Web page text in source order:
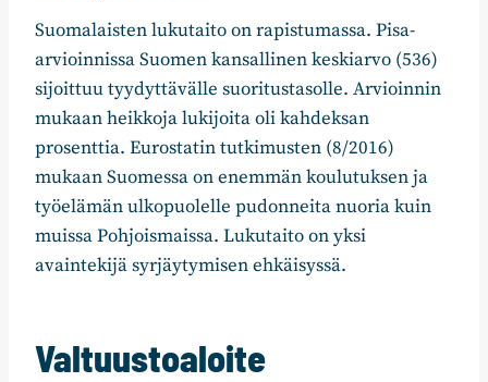
Suomalaisten lukutaito on rapistumassa. Pisa-
arvioinnissa Suomen kansallinen keskiarvo (536)
sijoittuu tyydyttävälle suoritustasolle. Arvioinnin
mukaan heikkoja lukijoita oli kahdeksan
prosenttia. Eurostatin tutkimusten (8/2016)
mukaan Suomessa on enemmän koulutuksen ja
työelämän ulkopuolelle pudonneita nuoria kuin
muissa Pohjoismaissa. Lukutaito on yksi
avaintekijä syrjäytymisen ehkäisyssä.
Valtuustoaloite